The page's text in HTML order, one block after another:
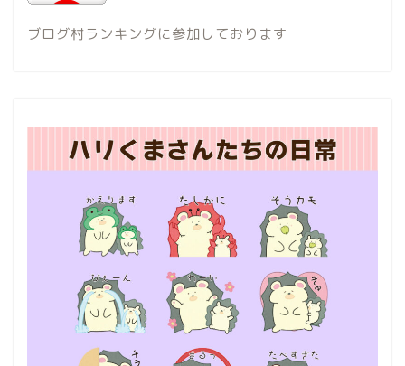
ブログ村ランキングに参加しております
ホーム